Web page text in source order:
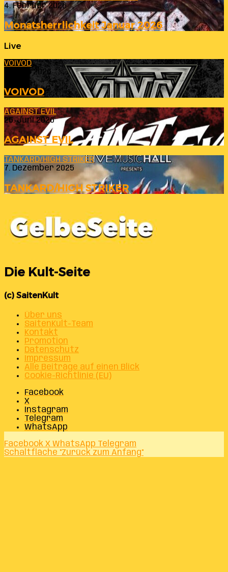
4. Februar 2026
Monatsherrlichkeit Januar 2026
Live
VOIVOD
23. Juli 2026
VOIVOD
AGAINST EVIL
26. Juni 2026
AGAINST EVIL
TANKARD/HIGH STRIKER
7. Dezember 2025
TANKARD/HIGH STRIKER
Die Kult-Seite
(c) SaitenKult
Über uns
SaitenKult-Team
Kontakt
Promotion
Datenschutz
Impressum
Alle Beiträge auf einen Blick
Cookie-Richtlinie (EU)
Facebook
X
Instagram
Telegram
WhatsApp
Facebook X WhatsApp Telegram
Schaltfläche "Zurück zum Anfang"